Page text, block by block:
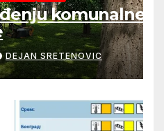
komunalne
DEJAN SRETENOVIC